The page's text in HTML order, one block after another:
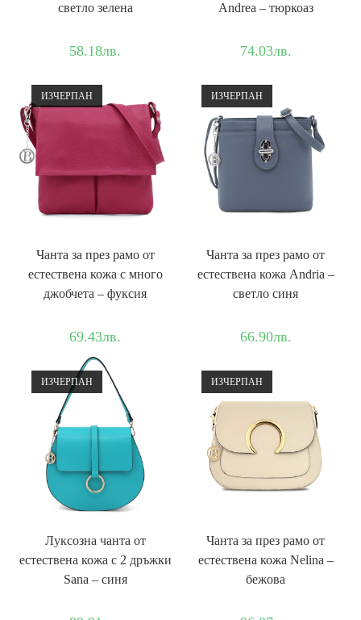
светло зелена
58.18лв.
Andrea – тюркоаз
74.03лв.
ИЗЧЕРПАН
Чанта за през рамо от
естествена кожа с много
джобчета – фуксия
69.43лв.
ИЗЧЕРПАН
Чанта за през рамо от
естествена кожа Andria –
светло синя
66.90лв.
ИЗЧЕРПАН
Луксозна чанта от
естествена кожа с 2 дръжки
Sana – синя
ИЗЧЕРПАН
Чанта за през рамо от
естествена кожа Nelina –
бежова